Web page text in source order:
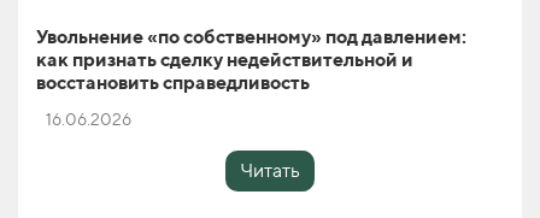
Увольнение «по собственному» под давлением:
как признать сделку недействительной и
восстановить справедливость
16.06.2026
Читать